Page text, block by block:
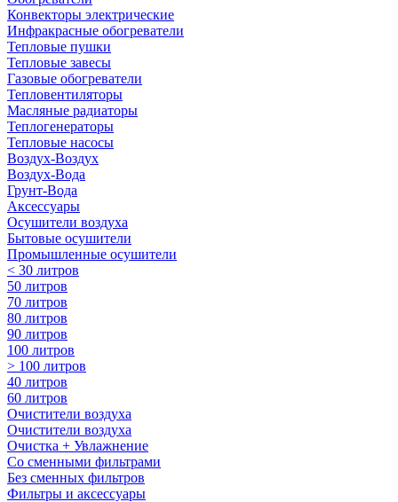
Конвекторы электрические
Инфракрасные обогреватели
Тепловые пушки
Тепловые завесы
Газовые обогреватели
Тепловентиляторы
Масляные радиаторы
Теплогенераторы
Тепловые насосы
Воздух-Воздух
Воздух-Вода
Грунт-Вода
Аксессуары
Осушители воздуха
Бытовые осушители
Промышленные осушители
< 30 литров
50 литров
70 литров
80 литров
90 литров
100 литров
> 100 литров
40 литров
60 литров
Очистители воздуха
Очистители воздуха
Очистка + Увлажнение
Cо сменными фильтрами
Без сменных фильтров
Фильтры и аксессуары